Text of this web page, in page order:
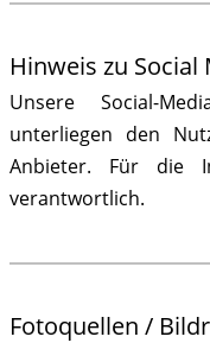
Hinweis zu Social
Unsere Social-
unterliegen den
Anbieter. Für die
verantwortlich.
Fotoquellen /